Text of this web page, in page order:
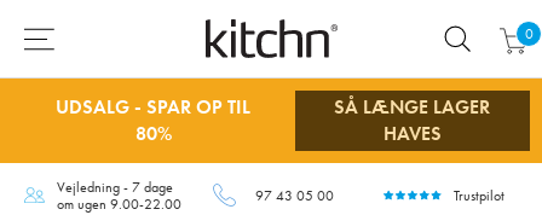
0
UDSALG - SPAR OP TIL
80%
SÅ LÆNGE LAGER
HAVES
Vejledning - 7 dage
om ugen 9.00-22.00
97 43 05 00 Trustpilot